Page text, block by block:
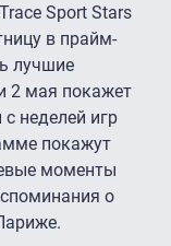
Sport Stars
в прайм-
лучшие
2 мая покажет
неделей игр
покажут
моменты
о